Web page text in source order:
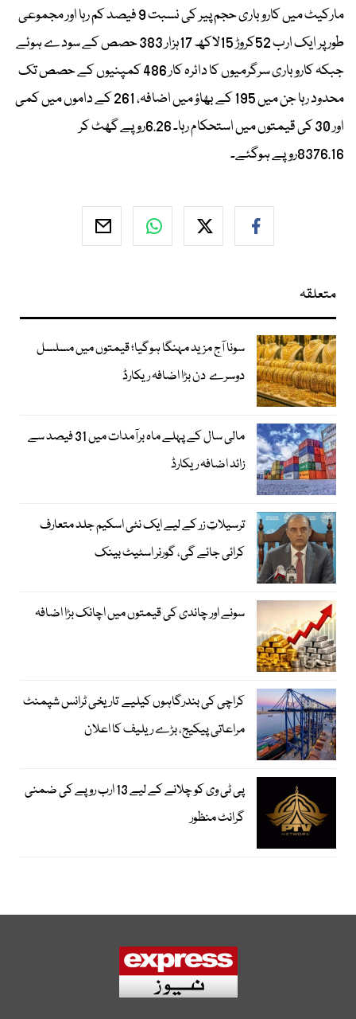
مارکیٹ میں کاروباری حجم پیر کی نسبت 9 فیصد کم رہا اور مجموعی
طور پر ایک ارب 52کروڑ 15لاکھ 17ہزار 383 حصص کے سودے ہوئے
جبکہ کاروباری سرگرمیوں کا دائرہ کار 486 کمپنیوں کے حصص تک
محدود رہا جن میں 195 کے بھاؤ میں اضافہ، 261 کے داموں میں کمی
اور 30 کی قیمتوں میں استحکام رہا۔ 6.26روپے گھٹ کر
8376.16روپے ہوگئے۔
متعلقہ
سونا آج مزید مہنگا ہوگیا؛ قیمتوں میں مسلسل
دوسرے دن بڑا اضافہ ریکارڈ
مالی سال کے پہلے ماہ برآمدات میں 31 فیصد سے
زائد اضافہ ریکارڈ
ترسیلاتِ زر کے لیے ایک نئی اسکیم جلد متعارف
کرائی جائے گی، گورنر اسٹیٹ بینک
سونے اور چاندی کی قیمتوں میں اچانک بڑا اضافہ
کراچی کی بندرگاہوں کیلیے تاریخی ٹرانس شپمنٹ
مراعاتی پیکیج، بڑے ریلیف کا اعلان
پی ٹی وی کو چلانے کے لیے 13 ارب روپے کی ضمنی
گرانٹ منظور